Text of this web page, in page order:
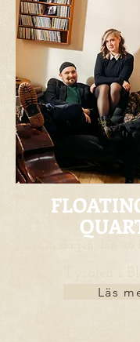
Onsdagen den 26
Tyrolen i
Läs